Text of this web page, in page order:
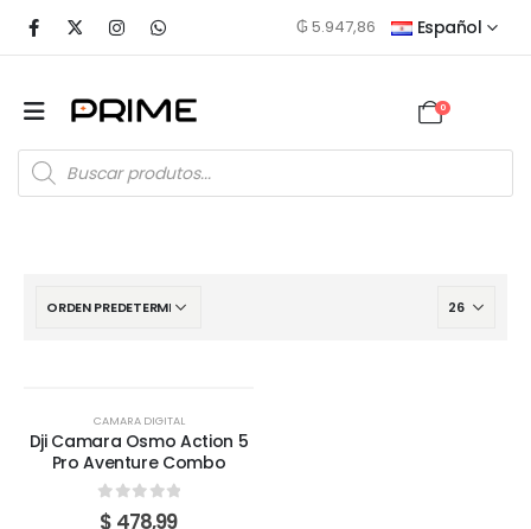
₲ 5.947,86 Español
0
CAMARA DIGITAL
Dji Camara Osmo Action 5
Pro Aventure Combo
0 out of 5
$ 478,99